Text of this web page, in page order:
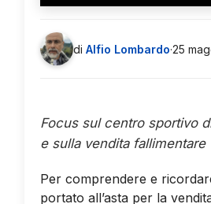
di Alfio Lombardo·25
Focus sul centro sportivo
e sulla vendita fallimentare
Per comprendere e
portato all’asta per la